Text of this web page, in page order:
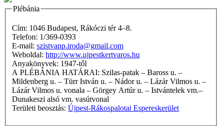
Plébánia
Cím: 1046 Budapest, Rákóczi tér 4–8.
Telefon: 1/369-0393
E-mail: szistvanp.iroda@gmail.com
Weboldal: http://www.ujpestkertvaros.hu
Anyakönyvek: 1947-től
A PLÉBÁNIA HATÁRAI: Szilas-patak – Baross u. –
Mildenberg u. – Türr István u. – Nádor u. – Lázár Vilmos u. –
Lázár Vilmos u. vonala – Görgey Artúr u. – Istvántelek vm.–
Dunakeszi alsó vm. vasútvonal
Területi beosztás: Újpest-Rákospalotai Espereskerület